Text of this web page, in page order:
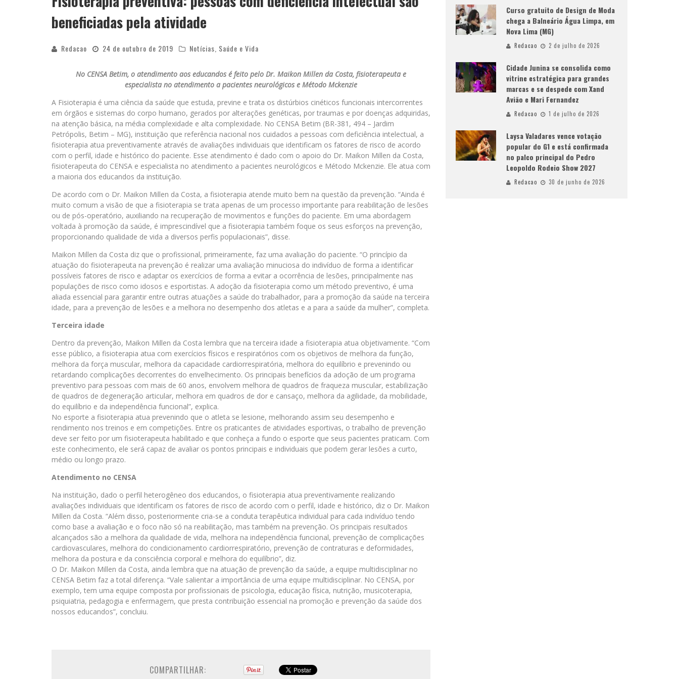
beneficiadas pela atividade
Redacao 24 de outubro de 2019 Notícias Saúde e Vida
No CENSA Betim, o atendimento aos educandos é feito pelo Dr. Maikon Millen da Costa, fisioterapeuta e
especialista no atendimento a pacientes neurológicos e Método Mckenzie
A Fisioterapia é uma ciência da saúde que estuda, previne e trata os distúrbios cinéticos funcionais intercorrentes
em órgãos e sistemas do corpo humano, gerados por alterações genéticas, por traumas e por doenças adquiridas,
na atenção básica, na média complexidade e alta complexidade. No CENSA Betim (BR-381, 494 – Jardim
Petrópolis, Betim – MG), instituição que referência nacional nos cuidados a pessoas com deficiência intelectual, a
fisioterapia atua preventivamente através de avaliações individuais que identificam os fatores de risco de acordo
com o perfil, idade e histórico do paciente. Esse atendimento é dado com o apoio do Dr. Maikon Millen da Costa,
fisioterapeuta do CENSA e especialista no atendimento a pacientes neurológicos e Método Mckenzie. Ele atua com
a maioria dos educandos da instituição.
De acordo com o Dr. Maikon Millen da Costa, a fisioterapia atende muito bem na questão da prevenção. “Ainda é
muito comum a visão de que a fisioterapia se trata apenas de um processo importante para reabilitação de lesões
ou de pós-operatório, auxiliando na recuperação de movimentos e funções do paciente. Em uma abordagem
voltada à promoção da saúde, é imprescindível que a fisioterapia também foque os seus esforços na prevenção,
proporcionando qualidade de vida a diversos perfis populacionais”, disse.
Maikon Millen da Costa diz que o profissional, primeiramente, faz uma avaliação do paciente. “O princípio da
atuação do fisioterapeuta na prevenção é realizar uma avaliação minuciosa do indivíduo de forma a identificar
possíveis fatores de risco e adaptar os exercícios de forma a evitar a ocorrência de lesões, principalmente nas
populações de risco como idosos e esportistas. A adoção da fisioterapia como um método preventivo, é uma
aliada essencial para garantir entre outras atuações a saúde do trabalhador, para a promoção da saúde na terceira
idade, para a prevenção de lesões e a melhora no desempenho dos atletas e a para a saúde da mulher”, completa.
Terceira idade
Dentro da prevenção, Maikon Millen da Costa lembra que na terceira idade a fisioterapia atua objetivamente. “Com
esse público, a fisioterapia atua com exercícios físicos e respiratórios com os objetivos de melhora da função,
melhora da força muscular, melhora da capacidade cardiorrespiratória, melhora do equilíbrio e prevenindo ou
retardando complicações decorrentes do envelhecimento. Os principais benefícios da adoção de um programa
preventivo para pessoas com mais de 60 anos, envolvem melhora de quadros de fraqueza muscular, estabilização
de quadros de degeneração articular, melhora em quadros de dor e cansaço, melhora da agilidade, da mobilidade,
do equilíbrio e da independência funcional”, explica.
No esporte a fisioterapia atua prevenindo que o atleta se lesione, melhorando assim seu desempenho e
rendimento nos treinos e em competições. Entre os praticantes de atividades esportivas, o trabalho de prevenção
deve ser feito por um fisioterapeuta habilitado e que conheça a fundo o esporte que seus pacientes praticam. Com
este conhecimento, ele será capaz de avaliar os pontos principais e individuais que podem gerar lesões a curto,
médio ou longo prazo.
Atendimento no CENSA
Na instituição, dado o perfil heterogêneo dos educandos, o fisioterapia atua preventivamente realizando
avaliações individuais que identificam os fatores de risco de acordo com o perfil, idade e histórico, diz o Dr. Maikon
Millen da Costa. “Além disso, posteriormente cria-se a conduta terapêutica individual para cada indivíduo tendo
como base a avaliação e o foco não só na reabilitação, mas também na prevenção. Os principais resultados
alcançados são a melhora da qualidade de vida, melhora na independência funcional, prevenção de complicações
cardiovasculares, melhora do condicionamento cardiorrespiratório, prevenção de contraturas e deformidades,
melhora da postura e da consciência corporal e melhora do equilíbrio”, diz.
O Dr. Maikon Millen da Costa, ainda lembra que na atuação de prevenção da saúde, a equipe multidisciplinar no
CENSA Betim faz a total diferença. “Vale salientar a importância de uma equipe multidisciplinar. No CENSA, por
exemplo, tem uma equipe composta por profissionais de psicologia, educação física, nutrição, musicoterapia,
psiquiatria, pedagogia e enfermagem, que presta contribuição essencial na promoção e prevenção da saúde dos
nossos educandos”, concluiu.
COMPARTILHAR:
Curso gratuito de Design de Moda
chega a Balneário Água Limpa, em
Nova Lima (MG)
Redacao 2 de julho de 2026
Cidade Junina se consolida como
vitrine estratégica para grandes
marcas e se despede com Xand
Avião e Mari Fernandez
Redacao 1 de julho de 2026
Laysa Valadares vence votação
popular do G1 e está confirmada
no palco principal do Pedro
Leopoldo Rodeio Show 2027
Redacao 30 de junho de 2026